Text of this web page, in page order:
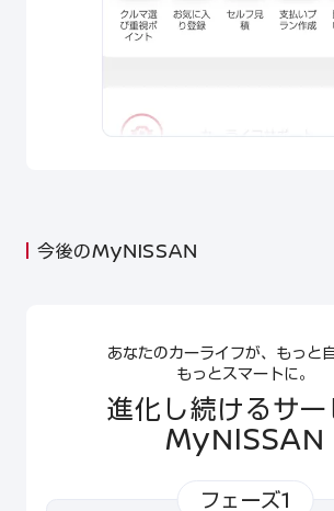
今後のMyNISSAN
あなたのカーライフが、もっと
もっとスマートに。
進化し続けるサー
MyNISSAN
フェーズ1